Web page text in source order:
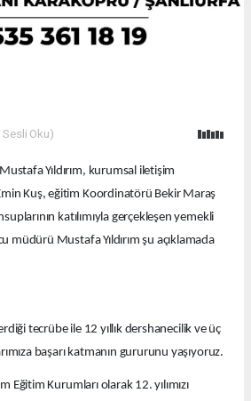
Sesli Oku)
Yıldırım, kurumsal iletişim
Kuş, eğitim Koordinatörü Bekir Maraş
katılımıyla gerçekleşen yemekli
müdürü Mustafa Yıldırım şu açıklamada
tecrübe ile 12 yıllık dershanecilik ve üç
başarı katmanın gururunu yaşıyoruz.
Eğitim Kurumları olarak 12. yılımızı